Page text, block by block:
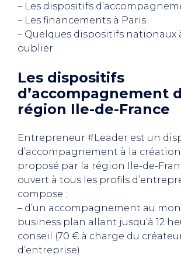
– Les dispositifs
– Les financements à Paris
– Quelques dispositifs nationaux
oublier
Les dispositifs
d’accompagnement
région Ile-de-France
Entrepreneur #Leader est un
d’accompagnement à la
proposé par la région Ile-de-
ouvert à tous les profils
compose :
– d’un accompagnement au
business plan allant jusqu’à 12
conseil (70 € à charge du
d’entreprise)